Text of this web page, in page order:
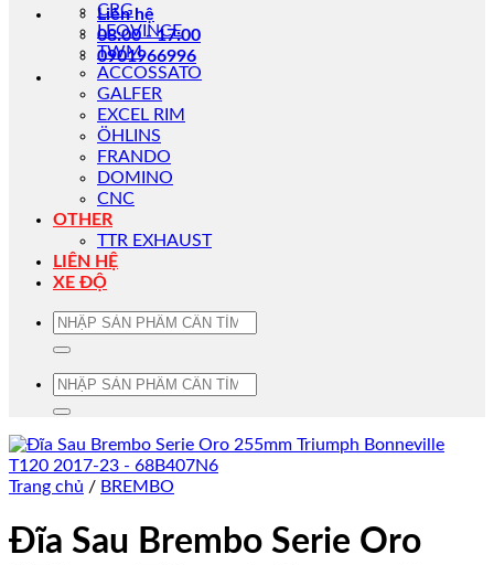
Liên hệ
08:00 - 17:00
0901966996
CRG
LEOVINCE
TWM
ACCOSSATO
GALFER
EXCEL RIM
ÖHLINS
FRANDO
DOMINO
CNC
OTHER
TTR EXHAUST
LIÊN HỆ
XE ĐỘ
Tìm
Tìm
Trang chủ / BREMBO
Đĩa Sau Brembo Serie Oro